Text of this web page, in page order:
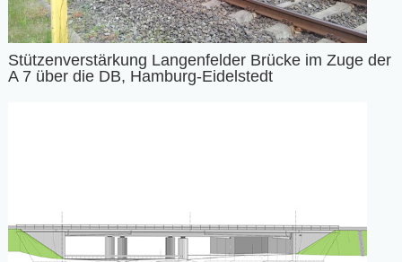
Stützenverstärkung Langenfelder Brücke im Zuge der
A 7 über die DB, Hamburg-Eidelstedt